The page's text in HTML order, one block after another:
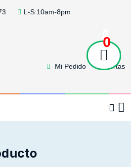
L-S:10am-8pm
Mi Pedido Ofertas
0